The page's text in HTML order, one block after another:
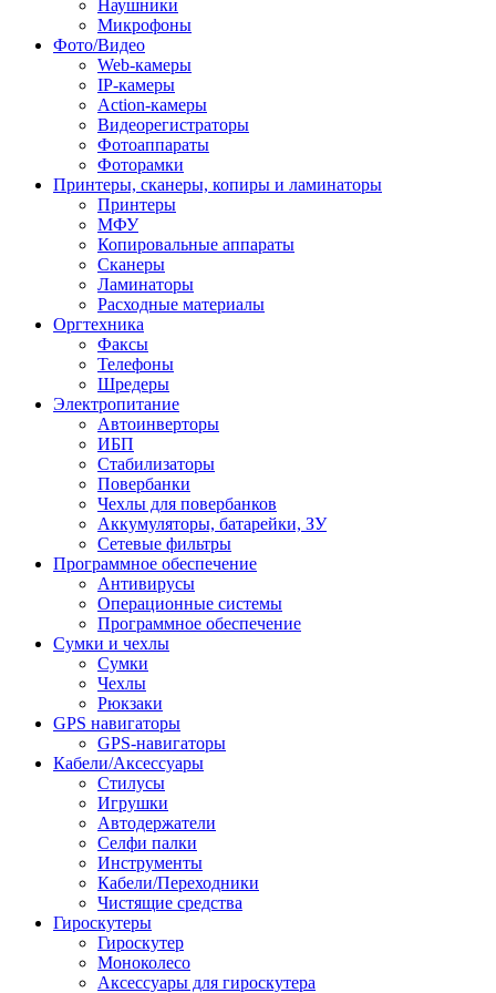
Наушники
Микрофоны
Фото/Видео
Web-камеры
IP-камеры
Action-камеры
Видеорегистраторы
Фотоаппараты
Фоторамки
Принтеры, сканеры, копиры и ламинаторы
Принтеры
МФУ
Копировальные аппараты
Сканеры
Ламинаторы
Расходные материалы
Оргтехника
Факсы
Телефоны
Шредеры
Электропитание
Автоинверторы
ИБП
Стабилизаторы
Повербанки
Чехлы для повербанков
Аккумуляторы, батарейки, ЗУ
Сетевые фильтры
Программное обеспечение
Антивирусы
Операционные системы
Программное обеспечение
Сумки и чехлы
Сумки
Чехлы
Рюкзаки
GPS навигаторы
GPS-навигаторы
Кабели/Аксессуары
Стилусы
Игрушки
Автодержатели
Селфи палки
Инструменты
Кабели/Переходники
Чистящие средства
Гироскутеры
Гироскутер
Моноколесо
Аксессуары для гироскутера